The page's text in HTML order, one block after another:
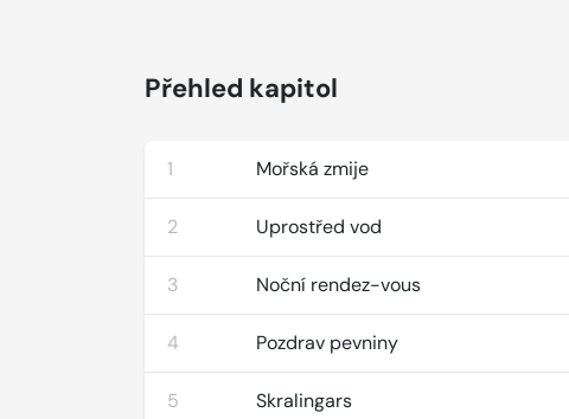
Přehled kapitol
1 Mořská zmije
2 Uprostřed vod
3 Noční rendez-vous
4 Pozdrav pevniny
5 Skralingars